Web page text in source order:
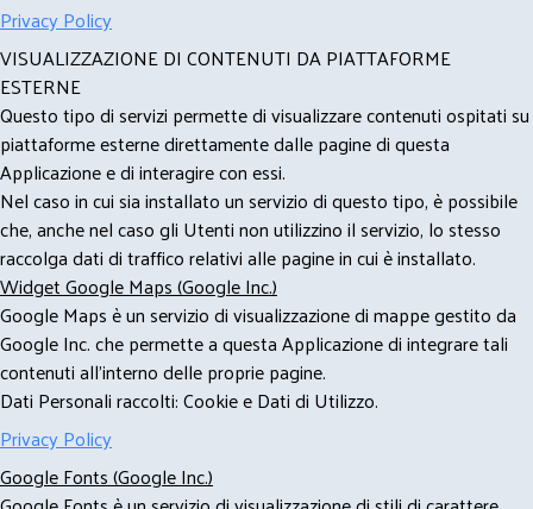
Privacy Policy
VISUALIZZAZIONE DI CONTENUTI DA PIATTAFORME
ESTERNE
Questo tipo di servizi permette di visualizzare contenuti ospitati su
piattaforme esterne direttamente dalle pagine di questa
Applicazione e di interagire con essi.
Nel caso in cui sia installato un servizio di questo tipo, è possibile
che, anche nel caso gli Utenti non utilizzino il servizio, lo stesso
raccolga dati di traffico relativi alle pagine in cui è installato.
Widget Google Maps (Google Inc.)
Google Maps è un servizio di visualizzazione di mappe gestito da
Google Inc. che permette a questa Applicazione di integrare tali
contenuti all'interno delle proprie pagine.
Dati Personali raccolti: Cookie e Dati di Utilizzo.
Privacy Policy
Google Fonts (Google Inc.)